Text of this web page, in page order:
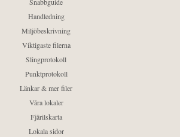
Handledning
Miljöbeskrivning
Viktigaste filerna
Slingprotokoll
Punktprotokoll
Länkar & mer filer
Våra lokaler
Fjärilskarta
Lokala sidor